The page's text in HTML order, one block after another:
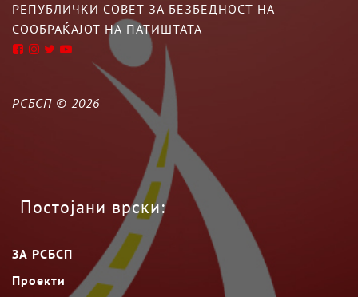
РЕПУБЛИЧКИ СОВЕТ ЗА БЕЗБЕДНОСТ НА
СООБРАЌАЈОТ НА ПАТИШТАТА
РСБСП © 2026
Постојани врски:
ЗА РСБСП
Проекти